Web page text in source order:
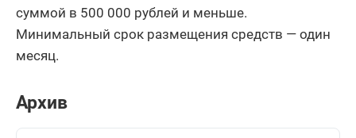
суммой в 500 000 рублей и меньше.
Минимальный срок размещения средств — один
месяц.
Архив